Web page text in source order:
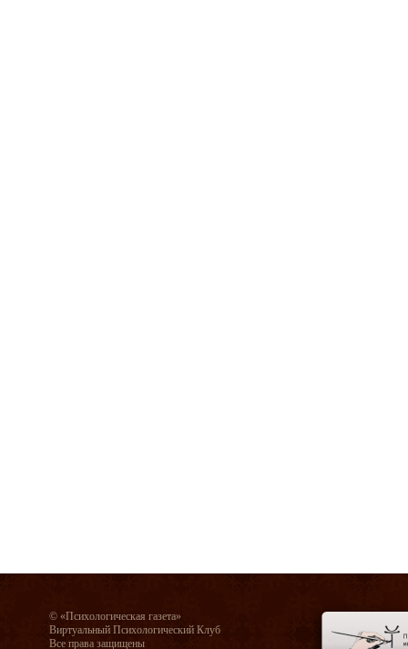
© «Психологическая газета»
Виртуальный Психологический Клуб
Все права защищены